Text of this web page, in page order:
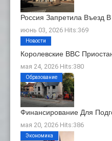
Россия Запретила Въезд
июнь 03, 2026 Hits:369
Королевские ВВС
мая 24, 2026 Hits:380
Новости
Финансирование Для
мая 20, 2026 Hits:386
Образование
Экономика